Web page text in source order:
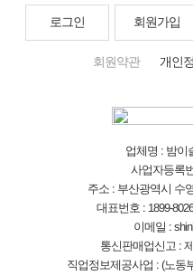
로그인 회원가입
회원약관 개인
업체명 : 밤이
사업자등록
주소 : 부산광역시 수
대표번호 : 1899-
이메일 :
통신판매업신고 :
직업정보제공사업 : (노동